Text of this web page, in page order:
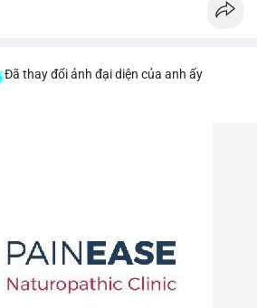
Đã thay đổi ảnh đại diện của anh ấy